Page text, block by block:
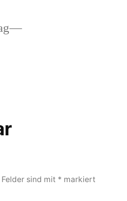
Nächster
sind mit * markiert